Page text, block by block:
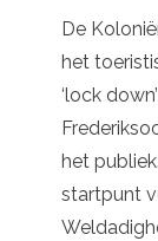
De
het
‘lock
het
startpunt